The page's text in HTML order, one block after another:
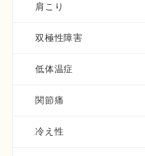
肩こり
双極性障害
低体温症
関節痛
冷え性